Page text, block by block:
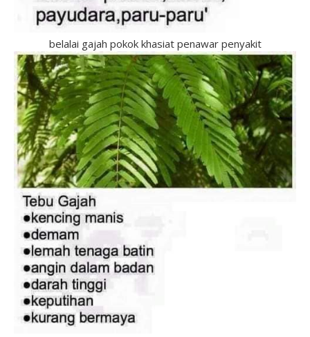
belalai gajah pokok khasiat penawar penyakit